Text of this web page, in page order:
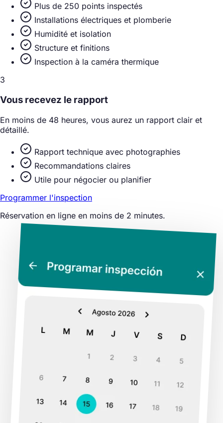
Plus de 250 points inspectés
Installations électriques et plomberie
Humidité et isolation
Structure et finitions
Inspection à la caméra thermique
3
Vous recevez le rapport
En moins de 48 heures, vous aurez un rapport clair et
détaillé.
Rapport technique avec photographies
Recommandations claires
Utile pour négocier ou planifier
Programmer l'inspection
Réservation en ligne en moins de 2 minutes.